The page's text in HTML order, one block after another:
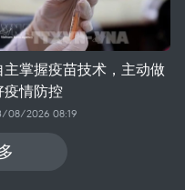
主掌握疫苗技术，主动做
疫情防控
08/2026 08:19